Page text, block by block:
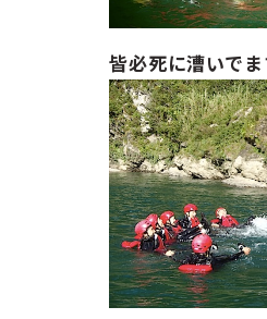
皆必死に漕いで